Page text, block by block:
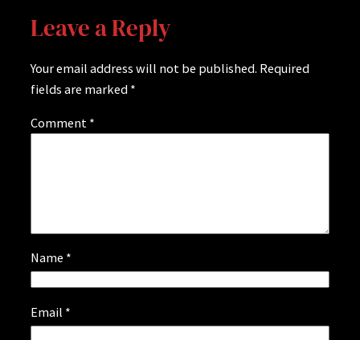
Leave a Reply
Your email address will not be published. Required
fields are marked *
Comment *
Name *
Email *